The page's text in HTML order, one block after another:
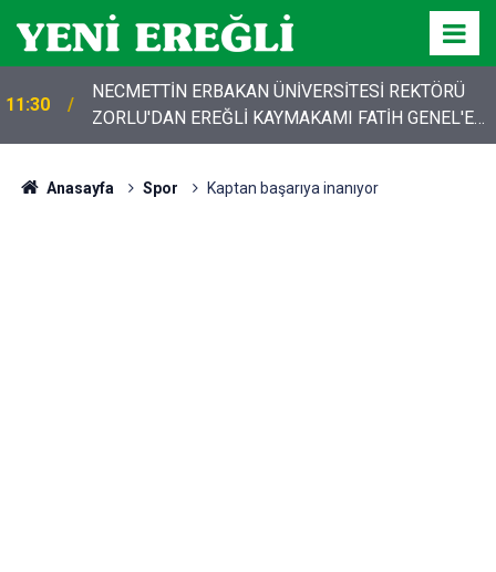
11:30
NECMETTİN ERBAKAN ÜNİVERSİTESİ REKTÖRÜ
ZORLU'DAN EREĞLİ KAYMAKAMI FATİH GENEL'E
HAYIRLI OLSUN ZİYARETİ
Anasayfa Spor Kaptan başarıya inanıyor